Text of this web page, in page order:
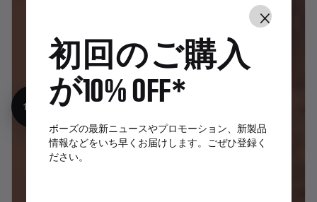
×
初回のご購入
が10% OFF*
ボーズの最新ニュースやプロモーション、新製品
情報などをいち早くお届けします。ごぜひ登録く
ださい。
10%オフ